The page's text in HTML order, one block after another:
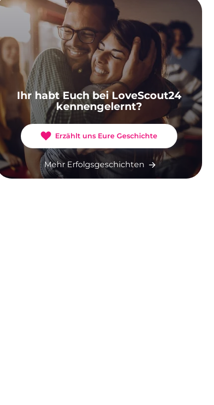
Ihr habt Euch bei LoveScout24
kennengelernt?
Erzählt uns Eure Geschichte
Mehr Erfolgsgeschichten